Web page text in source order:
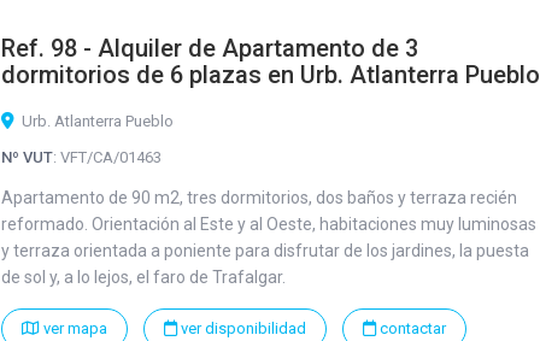
Ref. 98 - Alquiler de Apartamento de 3
dormitorios de 6 plazas en Urb. Atlanterra Pueblo
Urb. Atlanterra Pueblo
Nº VUT: VFT/CA/01463
Apartamento de 90 m2, tres dormitorios, dos baños y terraza recién
reformado. Orientación al Este y al Oeste, habitaciones muy luminosas
y terraza orientada a poniente para disfrutar de los jardines, la puesta
de sol y, a lo lejos, el faro de Trafalgar.
ver mapa ver disponibilidad contactar